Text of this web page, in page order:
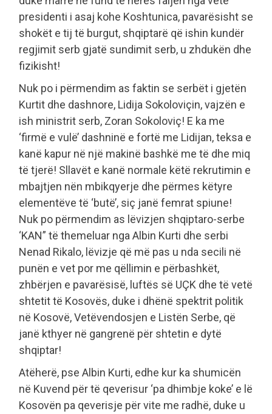
presidenti i asaj kohe Koshtunica, pavarësisht se
shokët e tij të burgut, shqiptarë që ishin kundër
regjimit serb gjatë sundimit serb, u zhdukën dhe
fizikisht!
Nuk po i përmendim as faktin se serbët i gjetën
Kurtit dhe dashnore, Lidija Sokoloviçin, vajzën e
ish ministrit serb, Zoran Sokoloviç! E ka me
‘firmë e vulë’ dashninë e fortë me Lidijan, teksa e
kanë kapur në një makinë bashkë me të dhe miq
të tjerë! Sllavët e kanë normale këtë rekrutimin e
mbajtjen nën mbikqyerje dhe përmes këtyre
elementëve të ‘butë’, siç janë femrat spiune!
Nuk po përmendim as lëvizjen shqiptaro-serbe
‘KAN” të themeluar nga Albin Kurti dhe serbi
Nenad Rikalo, lëvizje që më pas u nda secili në
punën e vet por me qëllimin e përbashkët,
zhbërjen e pavarësisë, luftës së UÇK dhe të vetë
shtetit të Kosovës, duke i dhënë spektrit politik
në Kosovë, Vetëvendosjen e Listën Serbe, që
janë kthyer në gangrenë për shtetin e dytë
shqiptar!
Atëherë, pse Albin Kurti, edhe kur ka shumicën
në Kuvend për të qeverisur ‘pa dhimbje koke’ e lë
Kosovën pa qeverisje për vite me radhë, duke u